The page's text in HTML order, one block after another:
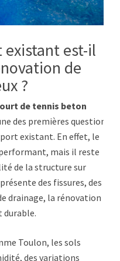
est-il
de
?
de tennis beton
des premières questions
existant. En effet, le
mais il reste
de la structure sur
des fissures, des
drainage, la rénovation
durable.
Toulon, les sols
des variations